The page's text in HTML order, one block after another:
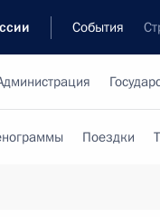
События
Поездки